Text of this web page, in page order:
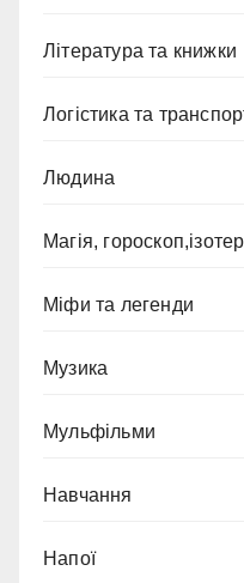
Література та книжки
Логістика та
Людина
Магія,
Міфи та легенди
Музика
Мульфільми
Навчання
Напої